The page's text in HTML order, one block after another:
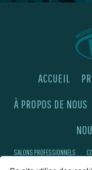
ACCUEIL
À PROPOS DE NOUS
SALONS PROFESSIONNELS